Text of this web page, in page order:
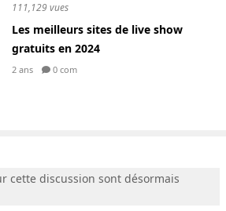
111,129 vues
Les meilleurs sites de live show
gratuits en 2024
2 ans 0 com
cette discussion sont désormais